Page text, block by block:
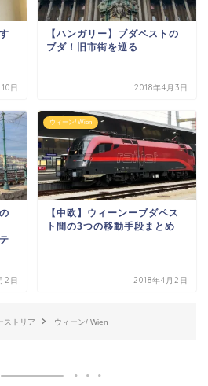
日
【ハンガリー】ブダペストの
ブダ！旧市街を巡る
2018年4月3日
2日
ウィーン/ Wien
【中欧】ウィーンーブダペス
ト間の3つの移動手段まとめ
2018年4月2日
ストリア ウィーン/ Wien